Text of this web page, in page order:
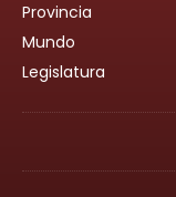
Provincia
Mundo
Legislatura